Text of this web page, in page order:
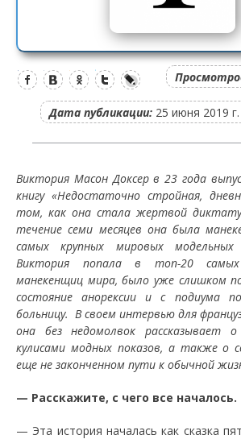
Дата публикации: 25 июня 2019 г.
Виктория Масон Доксер в 23 года
книгу «Недостаточно стройная,
том, как она стала жертвой
течение семи месяцев она была
самых крупных мировых
Виктория попала в топ-20 самых
манекенщиц мира, было уже слишком
состояние анорексии и с подиума
больницу. В своем интервью для
она без недомолвок рассказывает
кулисами модных показов, а также о
еще не законченном пути к обычной
— Расскажите, с чего все началось.
— Эта история началась как сказка